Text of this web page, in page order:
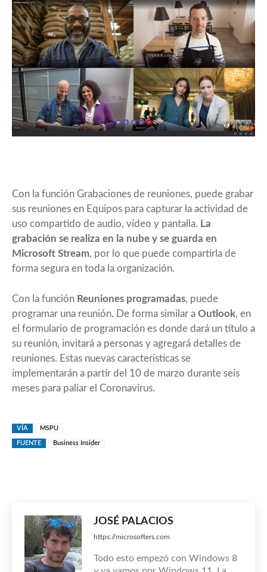
Con la función Grabaciones de reuniones, puede grabar
sus reuniones en Equipos para capturar la actividad de
uso compartido de audio, vídeo y pantalla. La
grabación se realiza en la nube y se guarda en
Microsoft Stream, por lo que puede compartirla de
forma segura en toda la organización.
Con la función Reuniones programadas, puede
programar una reunión. De forma similar a Outlook, en
el formulario de programación es donde dará un título a
su reunión, invitará a personas y agregará detalles de
reuniones. Estas nuevas características se
implementarán a partir del 10 de marzo durante seis
meses para paliar el Coronavirus.
VÍA MSPU
FUENTE Business Insider
JOSÉ PALACIOS
https://microsofters.com
Todo esto empezó con Windows 8